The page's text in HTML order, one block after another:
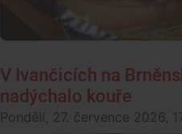
V Ivančicích na
nadýchalo kouře
Pondělí, 27. července 2026,